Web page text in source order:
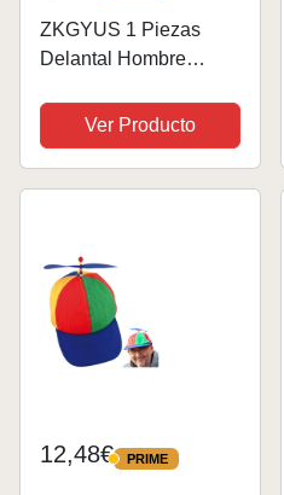
ZKGYUS 1 Piezas
Delantal Hombre
Sexy Hombre Delantal
Cocina Hombre
Divertido Delantales
Marido
Ver Producto
12,48€ PRIME
PRIME